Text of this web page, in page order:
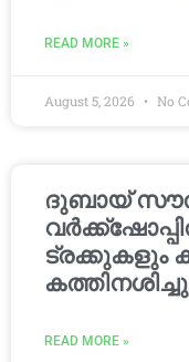
READ MORE »
August 5, 2026 No
ദുബായ്
ട്രക്കുകളും
കത്തിനശിച്ചു
READ MORE »